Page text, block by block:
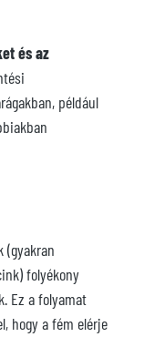
és az
például
(gyakran
folyékony
Ez a folyamat
hogy a fém elérje